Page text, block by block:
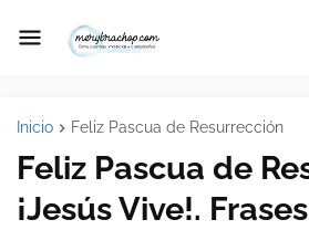
Inicio Feliz Pascua de Resurrección
Feliz Pascua de
¡Jesús Vive!.